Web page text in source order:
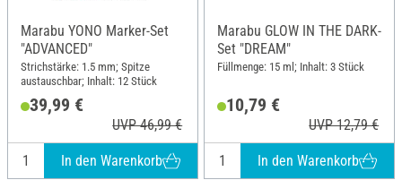
Marabu YONO Marker-Set
"ADVANCED"
Strichstärke: 1.5 mm; Spitze
austauschbar; Inhalt: 12 Stück
39,99 €
UVP 46,99 €
In den Warenkorb
Marabu GLOW IN THE DARK-
Set "DREAM"
Füllmenge: 15 ml; Inhalt: 3 Stück
10,79 €
UVP 12,79 €
In den Warenkorb